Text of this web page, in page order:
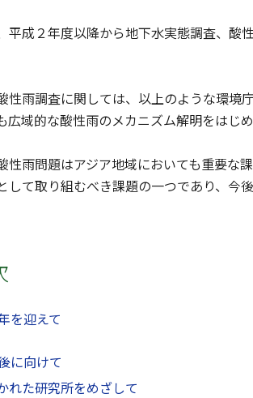
平成２年度以降から地下水実態調査、酸
性雨調査に関しては、以上のような環境
広域的な酸性雨のメカニズム解明をはじ
性雨問題はアジア地域においても重要な
して取り組むべき課題の一つであり、今
を迎えて
に向けて
れた研究所をめざして